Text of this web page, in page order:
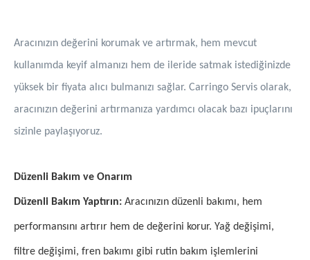
Aracınızın değerini korumak ve artırmak, hem mevcut
kullanımda keyif almanızı hem de ileride satmak istediğinizde
yüksek bir fiyata alıcı bulmanızı sağlar. Carringo Servis olarak,
aracınızın değerini artırmanıza yardımcı olacak bazı ipuçlarını
sizinle paylaşıyoruz.
Düzenli Bakım ve Onarım
Düzenli Bakım Yaptırın: Aracınızın düzenli bakımı, hem
performansını artırır hem de değerini korur. Yağ değişimi,
filtre değişimi, fren bakımı gibi rutin bakım işlemlerini